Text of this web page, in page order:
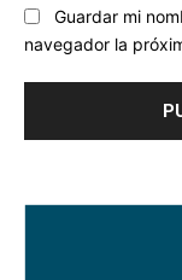
Guardar mi
navegador la